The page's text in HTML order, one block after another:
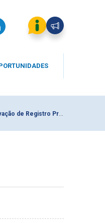
Reativação de Registro Profissional